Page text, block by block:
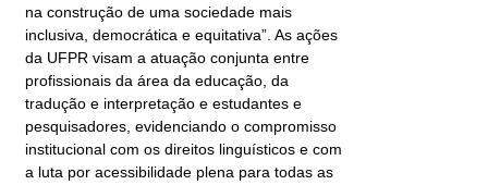
na construção de uma sociedade mais
inclusiva, democrática e equitativa”. As ações
da UFPR visam a atuação conjunta entre
profissionais da área da educação, da
tradução e interpretação e estudantes e
pesquisadores, evidenciando o compromisso
institucional com os direitos linguísticos e com
a luta por acessibilidade plena para todas as